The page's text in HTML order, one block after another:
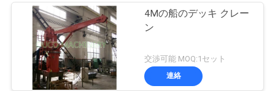
4Mの船のデッキ クレー
ン
交渉可能 MOQ:1セット
連絡